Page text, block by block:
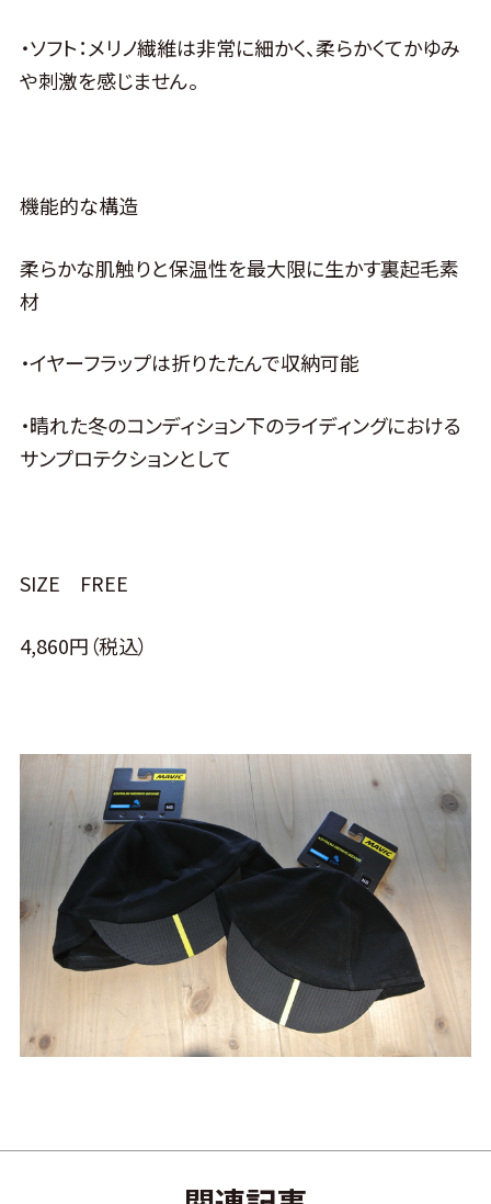
・ソフト：メリノ繊維は非常に細かく、柔らかくてかゆみ
や刺激を感じません。
機能的な構造
柔らかな肌触りと保温性を最大限に生かす裏起毛素
材
・イヤーフラップは折りたたんで収納可能
・晴れた冬のコンディション下のライディングにおける
サンプロテクションとして
SIZE FREE
4,860円（税込）